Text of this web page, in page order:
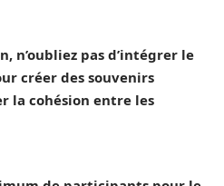
n’oubliez pas d’intégrer le
créer des souvenirs
la cohésion entre les